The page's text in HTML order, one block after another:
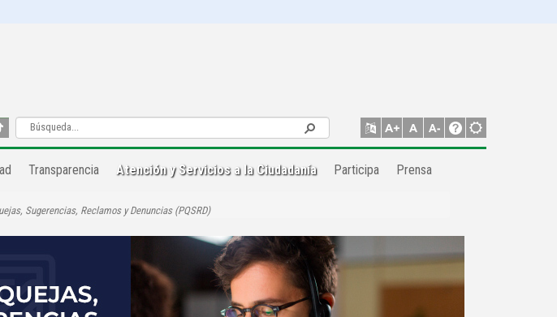
Transparencia Atención y Servicios a la Ciudadanía Participa Prensa
Sugerencias, Reclamos y Denuncias (PQSRD)